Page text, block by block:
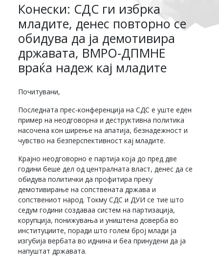
Конески: СДС ги избрка
младите, денес повторно се
обидува да ја демотивира
државата, ВМРО-ДПМНЕ
враќа надеж кај младите
Почитувани,
Последната прес-конференција на СДС е уште еден
пример на неодговорна и деструктивна политика
насочена кон ширење на апатија, безнадежност и
чувство на безперспективност кај младите.
Крајно неодговорно е партија која до пред две
години беше дел од централната власт, денес да се
обидува политички да профитира преку
демотивирање на сопствената држава и
сопствениот народ. Токму СДС и ДУИ се тие што
седум години создаваа систем на партизација,
корупција, понижувања и уништена доверба во
институциите, поради што голем број млади ја
изгубија вербата во иднина и беа принудени да ја
напуштат државата.